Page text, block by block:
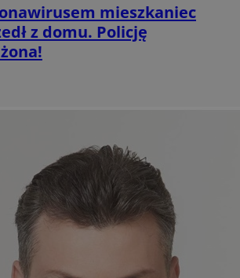
mieszkaniec
z domu. Policję